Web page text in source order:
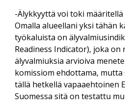
-Älykkyyttä voi toki määritellä
Omalla alueellani yksi tähän
työkaluista on
Readiness Indicator), joka on
älyvalmiuksia arvioiva
komissiom ehdottama,
tällä hetkellä vapaaehtoinen
Suomessa sitä on testattu